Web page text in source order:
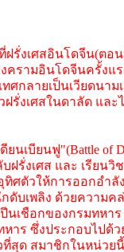
ที่ฝรั่งเศสอินโดจีน(ตอ
ครามอินโดจีนครั้งแร
ศกลายเป็นเวียดนาม
ฝรั่งเศสในดาลัด และ
นเบียนฟู"(Battle of
ฝรั่งเศส และ เรียนวิ
ทิศตัวให้การออกอำลั
ดับเพลิง ด้วยความค
นเชือกของกรมทหาร
หาร ซึ่งประกอบไปด้
สุด สมาชิกในหน่วยนี้